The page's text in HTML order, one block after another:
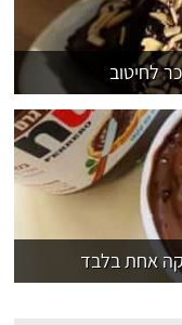
לחיטוב
אחת בלבד